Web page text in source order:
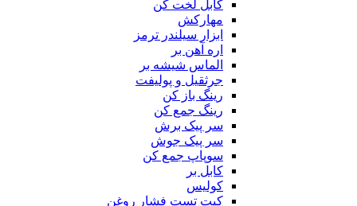
کابل لخت کن
مهارکش
ابزار سیلندر ترمز
اره آهن بر
الماس شیشه بر
جرثقیل و پولیفت
رینگ باز کن
رینگ جمع کن
سر پیک برش
سر پیک جوش
سوپاپ جمع کن
کابل بر
کولیس
کیت تست فشار روغن